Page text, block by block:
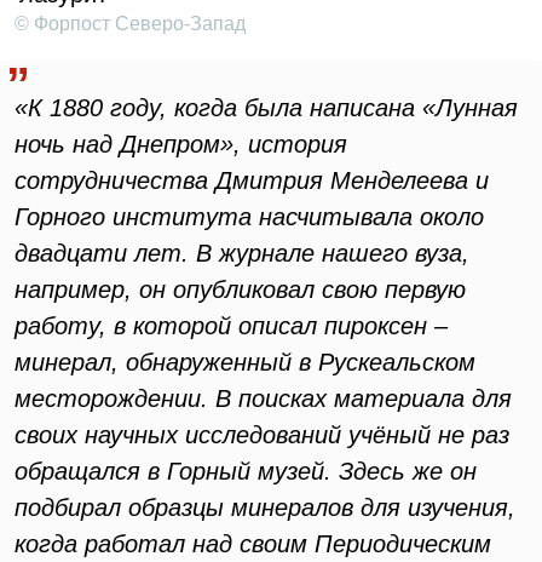
© Форпост Северо-Запад
«К 1880 году, когда была написана «Лунная
ночь над Днепром», история
сотрудничества Дмитрия Менделеева и
Горного института насчитывала около
двадцати лет. В журнале нашего вуза,
например, он опубликовал свою первую
работу, в которой описал пироксен –
минерал, обнаруженный в Рускеальском
месторождении. В поисках материала для
своих научных исследований учёный не раз
обращался в Горный музей. Здесь же он
подбирал образцы минералов для изучения,
когда работал над своим Периодическим